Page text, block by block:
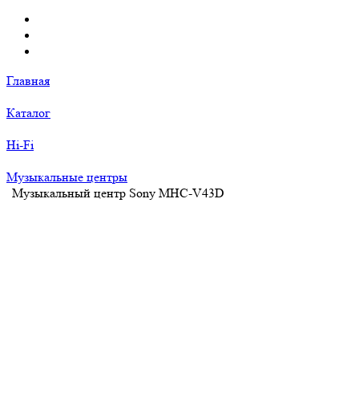
Главная
Каталог
Hi-Fi
Музыкальные центры
Музыкальный центр Sony MHC-V43D